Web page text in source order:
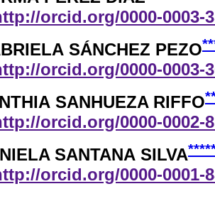
orcid.org/0000-0003-
SÁNCHEZ PEZO
orcid.org/0000-0003-
SANHUEZA RIFFO
orcid.org/0000-0002-
SANTANA SILVA
orcid.org/0000-0001-